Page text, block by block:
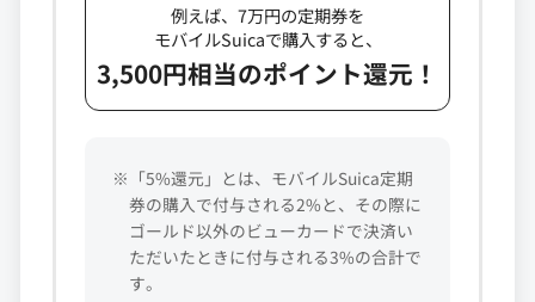
例えば、7万円の定期券を
モバイルSuicaで購入すると、
3,500円相当のポイント還元！
※「5%還元」とは、モバイルSuica定期
券の購入で付与される2%と、その際に
ゴールド以外のビューカードで決済い
ただいたときに付与される3%の合計で
す。